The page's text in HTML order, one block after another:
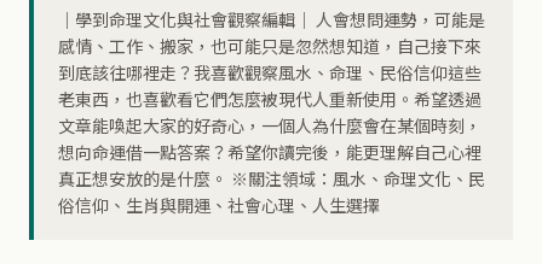
｜學到命理文化與社會觀察編輯｜ 人會想問運勢，可能是
感情、工作、搬家，也可能只是忽然想知道，自己接下來
到底該往哪裡走？我喜歡觀察風水、命理、民俗信仰這些
老東西，也喜歡看它們怎麼被現代人重新使用。希望透過
文章能喚起大家的好奇心，一個人為什麼會在某個時刻，
想向命運借一點答案？希望你讀完後，能更理解自己心裡
真正想安放的是什麼。 ※關注領域：風水、命理文化、民
俗信仰、生肖與開運、社會心理、人生選擇